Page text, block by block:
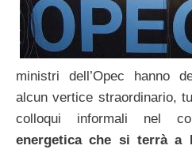
ministri dell’Opec hanno
alcun vertice straordinario,
colloqui informali nel
energetica che si terrà